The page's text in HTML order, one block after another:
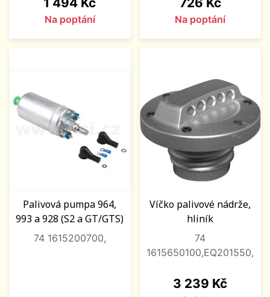
Na poptání Na poptání
Palivová pumpa 964,
993 a 928 (S2 a GT/GTS)
74 1615200700,
Víčko palivové nádrže,
hliník
74
1615650100,EQ201550,
Cena
3 239 Kč